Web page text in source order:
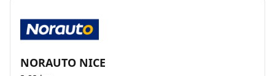
NORAUTO NICE